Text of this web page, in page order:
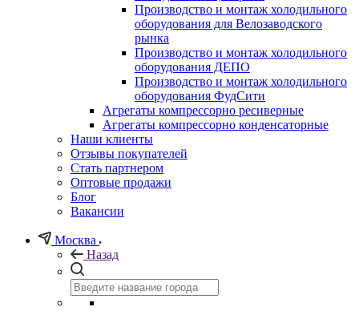
Производство и монтаж холодильного
оборудования для Велозаводского
рынка
Производство и монтаж холодильного
оборудования ДЕПО
Производство и монтаж холодильного
оборудования ФудСити
Агрегаты компрессорно ресиверные
Агрегаты компрессорно конденсаторные
Наши клиенты
Отзывы покупателей
Стать партнером
Оптовые продажи
Блог
Вакансии
Москва
Назад